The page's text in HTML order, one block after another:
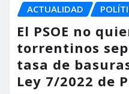
ACTUALIDAD
El PSOE no
torrentinos
tasa de
Ley 7/2022 de